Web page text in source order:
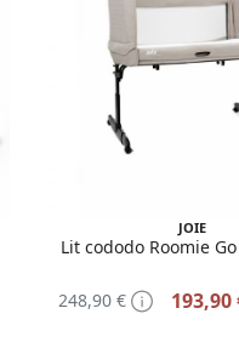
JOIE
Lit cododo Roomie
248,90 € 193,90